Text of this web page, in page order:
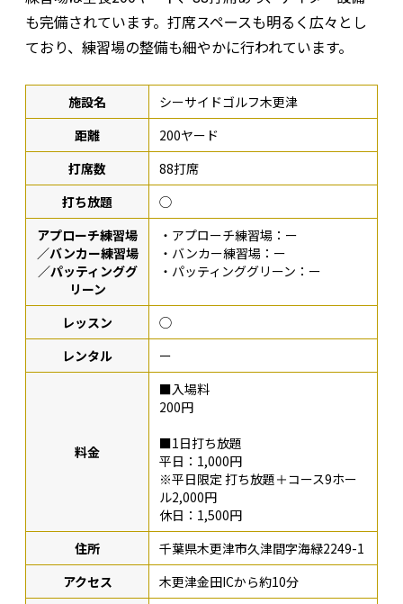
も完備されています。打席スペースも明るく広々とし
ており、練習場の整備も細やかに行われています。
施設名
シーサイドゴルフ木更津
距離
200ヤード
打席数
88打席
打ち放題
◯
アプローチ練習場
／バンカー練習場
／パッティンググ
リーン
・アプローチ練習場：ー
・バンカー練習場：ー
・パッティンググリーン：ー
レッスン
◯
レンタル
ー
料金
■入場料
200円
■1日打ち放題
平日：1,000円
※平日限定 打ち放題＋コース9ホー
ル2,000円
休日：1,500円
住所
千葉県木更津市久津間字海緑2249-1
アクセス
木更津金田ICから約10分